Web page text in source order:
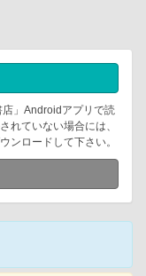
」Androidアプリで読
れていない場合には、
ンロードして下さい。